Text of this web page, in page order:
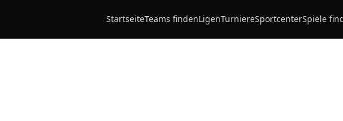
StartseiteTeams findenLigenTurniereSportcenterSpiele